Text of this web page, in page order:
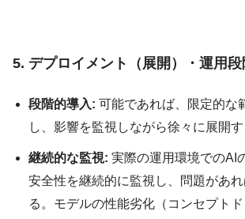
5. デプロイメント（展開）・運用段
段階的導入: 可能であれば、限定的な
し、影響を監視しながら徐々に展開す
継続的な監視: 実際の運用環境でのAI
安全性を継続的に監視し、問題があ
る。モデルの性能劣化（コンセプト